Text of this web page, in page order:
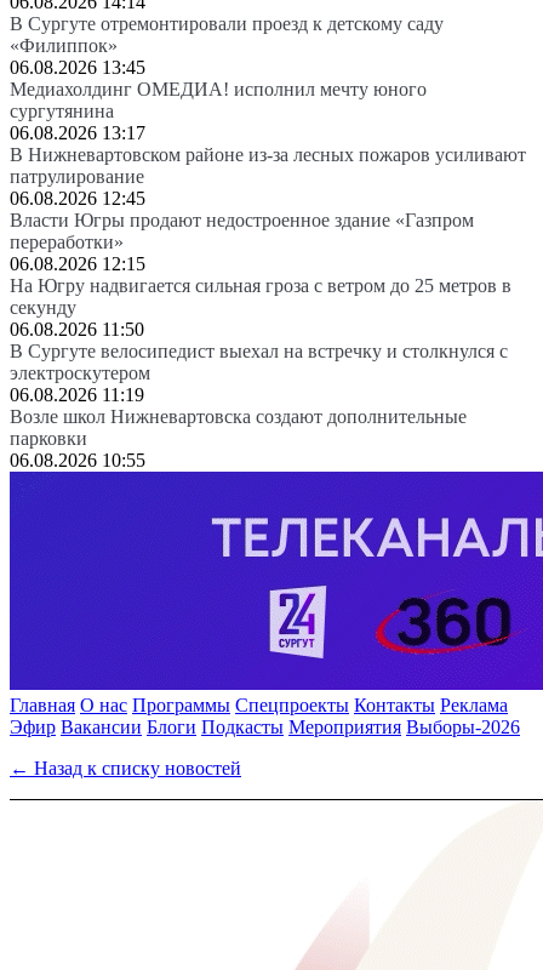
В Сургуте отремонтировали проезд к детскому саду
«Филиппок»
06.08.2026 13:45
Медиахолдинг ОМЕДИА! исполнил мечту юного
сургутянина
06.08.2026 13:17
В Нижневартовском районе из-за лесных пожаров усиливают
патрулирование
06.08.2026 12:45
Власти Югры продают недостроенное здание «Газпром
переработки»
06.08.2026 12:15
На Югру надвигается сильная гроза с ветром до 25 метров в
секунду
06.08.2026 11:50
В Сургуте велосипедист выехал на встречку и столкнулся с
электроскутером
06.08.2026 11:19
Возле школ Нижневартовска создают дополнительные
парковки
06.08.2026 10:55
Главная О нас Программы Спецпроекты Контакты Реклама
Эфир Вакансии Блоги Подкасты Мероприятия Выборы-2026
← Назад к списку новостей